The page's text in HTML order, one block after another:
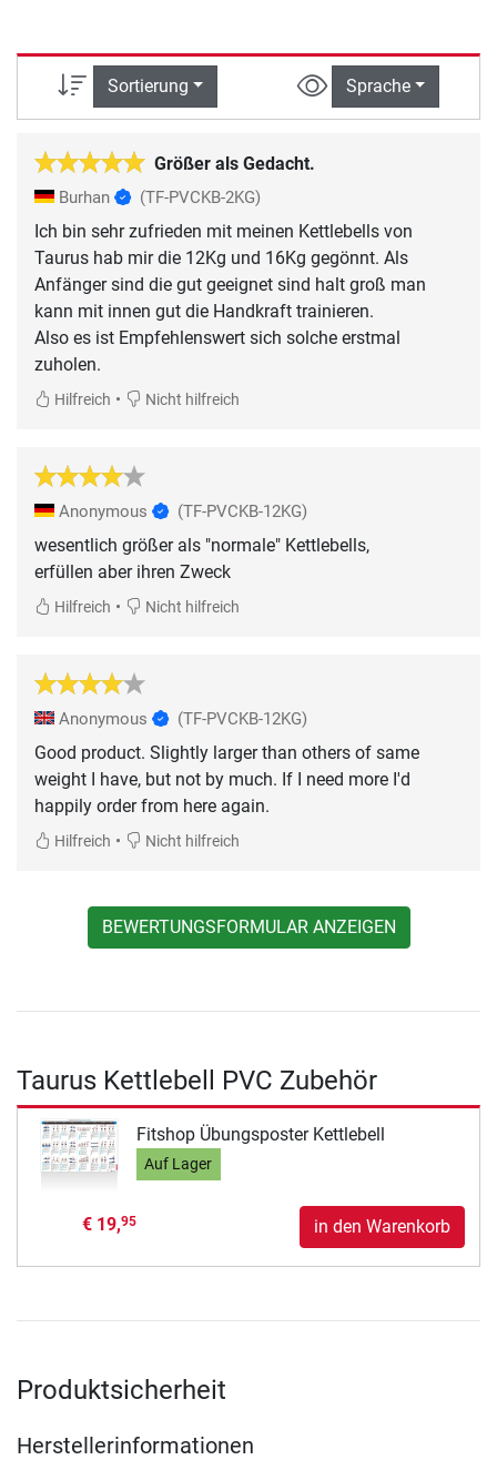
Sortierung Sprache
Größer als Gedacht.
Burhan (TF-PVCKB-2KG)
Ich bin sehr zufrieden mit meinen Kettlebells von
Taurus hab mir die 12Kg und 16Kg gegönnt. Als
Anfänger sind die gut geeignet sind halt groß man
kann mit innen gut die Handkraft trainieren.
Also es ist Empfehlenswert sich solche erstmal
zuholen.
Hilfreich • Nicht hilfreich
Anonymous (TF-PVCKB-12KG)
wesentlich größer als "normale" Kettlebells,
erfüllen aber ihren Zweck
Hilfreich • Nicht hilfreich
Anonymous (TF-PVCKB-12KG)
Good product. Slightly larger than others of same
weight I have, but not by much. If I need more I'd
happily order from here again.
Hilfreich • Nicht hilfreich
BEWERTUNGSFORMULAR ANZEIGEN
Taurus Kettlebell PVC Zubehör
Fitshop Übungsposter Kettlebell
Auf Lager
€ 19,95 in den Warenkorb
Produktsicherheit
Herstellerinformationen